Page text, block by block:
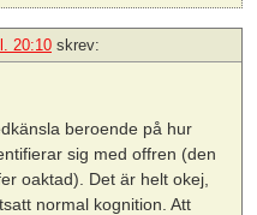
20:10 skrev:
beroende på hur
sig med offren (den
oaktad). Det är helt okej,
normal kognition. Att